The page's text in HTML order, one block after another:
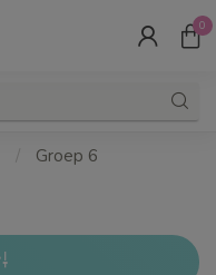
0
/ Groep 6